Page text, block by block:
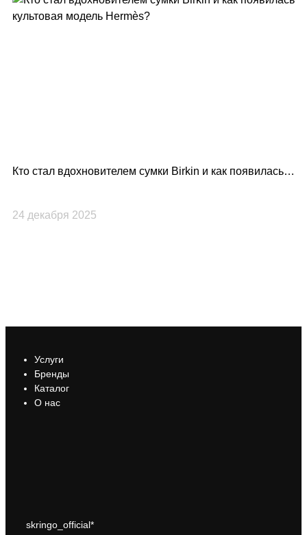
Кто стал вдохновителем сумки Birkin и как появилась
24 декабря 2025
Услуги
Бренды
Каталог
О нас
skringo_official*